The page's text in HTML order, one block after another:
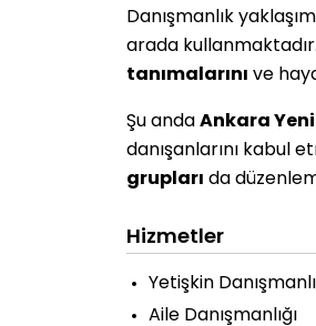
Danışmanlık
arada
tanımalarını ve
Şu anda Ankara
danışanlarını kabul
grupları da
Hizmetler
Yetişkin
Aile Danışmanlığı